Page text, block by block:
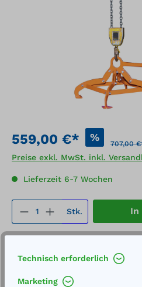
559,00 €* %
707,00
Preise exkl. MwSt. inkl.
Lieferzeit 6-7 Wochen
Produkt Anzahl:
Stk. In
Technisch erforderlich
Marketing